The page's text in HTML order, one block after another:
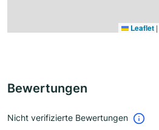
Leaflet |
Bewertungen
Nicht verifizierte Bewertungen